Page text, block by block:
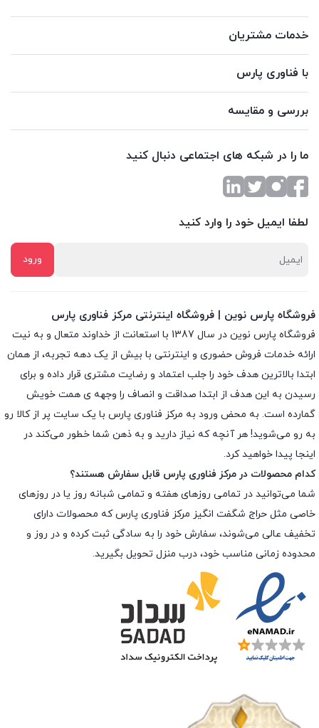
خدمات مشتریان
با فناوری پارس
بررسی و مقایسه
ما را در شبکه های اجتماعی دنبال کنید
لطفا ایمیل خود را وارد کنید
فروشگاه پارس نوین | فروشگاه اینترنتی مرکز فناوری پارس
فروشگاه پارس نوین در سال 1387 با استعانت از خداوند متعال و به نیت
ارائه خدمات فروش حضوری و اینترنتی با بیش از یک دهه تجربه، از همان
ابتدا بالاترین هدف خود را جلب اعتماد و رضایت مشتری قرار داده و براى
رسیدن به این هدف از ابتدا صداقت و انصاف را وجهه ى همت خویش
گمارده است. به محض ورود به مرکز فناوری پارس با یک سایت پر از کالا رو
به رو می‌شوید! هر آنچه که نیاز دارید و به ذهن شما خطور می‌کند در
اینجا پیدا خواهید کرد.
کدام محصولات در مرکز فناوری پارس قابل سفارش هستند؟
شما می‌توانید در تمامی روزهای هفته و تمامی شبانه روز یا در روزهای
خاصی مثل حراج شگفت انگیز مرکز فناوری پارس که محصولات دارای
تخفیف عالی می‌شوند، سفارش خود را به سادگی ثبت کرده و در روز و
محدوده زمانی مناسب خود، درب منزل تحویل بگیرید.